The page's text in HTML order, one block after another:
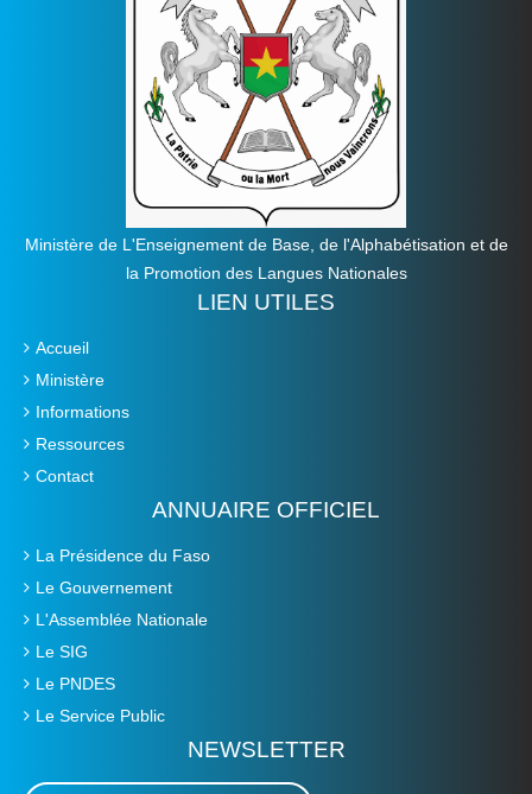
Ministère de L'Enseignement de Base, de l'Alphabétisation et de
la Promotion des Langues Nationales
LIEN UTILES
Accueil
Ministère
Informations
Ressources
Contact
ANNUAIRE OFFICIEL
La Présidence du Faso
Le Gouvernement
L'Assemblée Nationale
Le SIG
Le PNDES
Le Service Public
NEWSLETTER